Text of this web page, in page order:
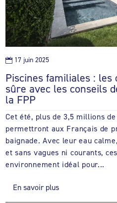
Piscines familiales : les
sûre avec les conseils
la FPP
Cet été, plus de 3,5 millions
permettront aux Français de
baignade. Avec leur eau
et sans vagues ni courants,
environnement idéal pour...
En savoir plus
 17 juin 2025